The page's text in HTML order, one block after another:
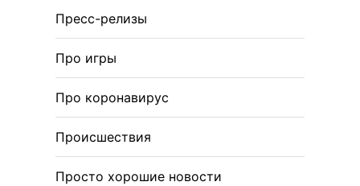
Пресс-релизы
Про игры
Про коронавирус
Происшествия
Просто хорошие новости